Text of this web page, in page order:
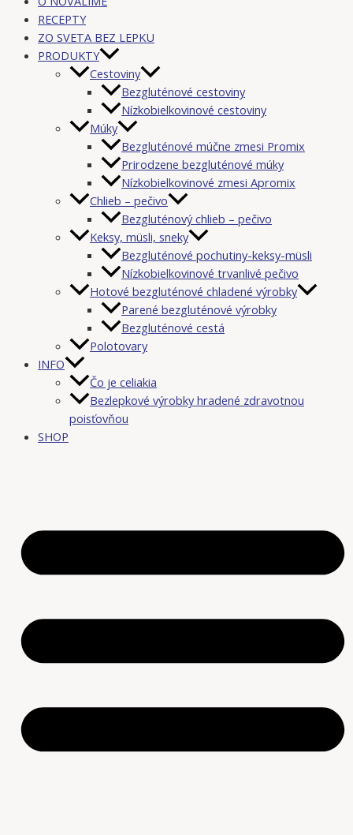
RECEPTY
ZO SVETA BEZ LEPKU
PRODUKTY
Cestoviny
Bezgluténové cestoviny
Nízkobielkovinové cestoviny
Múky
Bezgluténové múčne zmesi Promix
Prirodzene bezgluténové múky
Nízkobielkovinové zmesi Apromix
Chlieb – pečivo
Bezgluténový chlieb – pečivo
Keksy, müsli, sneky
Bezgluténové pochutiny-keksy-müsli
Nízkobielkovinové trvanlivé pečivo
Hotové bezgluténové chladené výrobky
Parené bezgluténové výrobky
Bezgluténové cestá
Polotovary
INFO
Čo je celiakia
Bezlepkové výrobky hradené zdravotnou
poisťovňou
SHOP